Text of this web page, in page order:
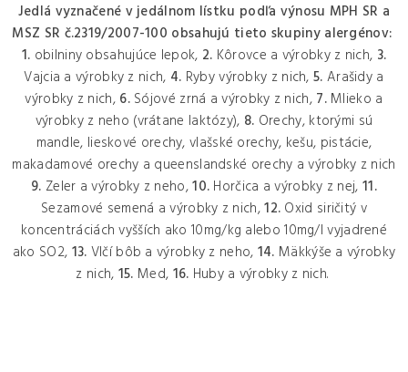
Jedlá vyznačené v jedálnom lístku podľa výnosu MPH SR a
MSZ SR č.2319/2007-100 obsahujú tieto skupiny alergénov:
1. obilniny obsahujúce lepok, 2. Kôrovce a výrobky z nich, 3.
Vajcia a výrobky z nich, 4. Ryby výrobky z nich,5. Arašidy a
výrobky z nich, 6.Sójové zrná a výrobky z nich, 7.Mlieko a
výrobky z neho (vrátane laktózy), 8. Orechy, ktorými sú
mandle, lieskové orechy, vlašské orechy, kešu, pistácie,
makadamové orechy a queenslandské orechy a výrobky z nich
9. Zeler a výrobky z neho,10. Horčica a výrobky z nej, 11.
Sezamové semená a výrobky z nich,12. Oxid siričitý v
koncentráciách vyšších ako 10mg/kg alebo 10mg/l vyjadrené
ako SO2, 13. Vlčí bôb a výrobky z neho, 14. Mäkkýše a výrobky
z nich, 15. Med, 16. Huby a výrobky z nich.